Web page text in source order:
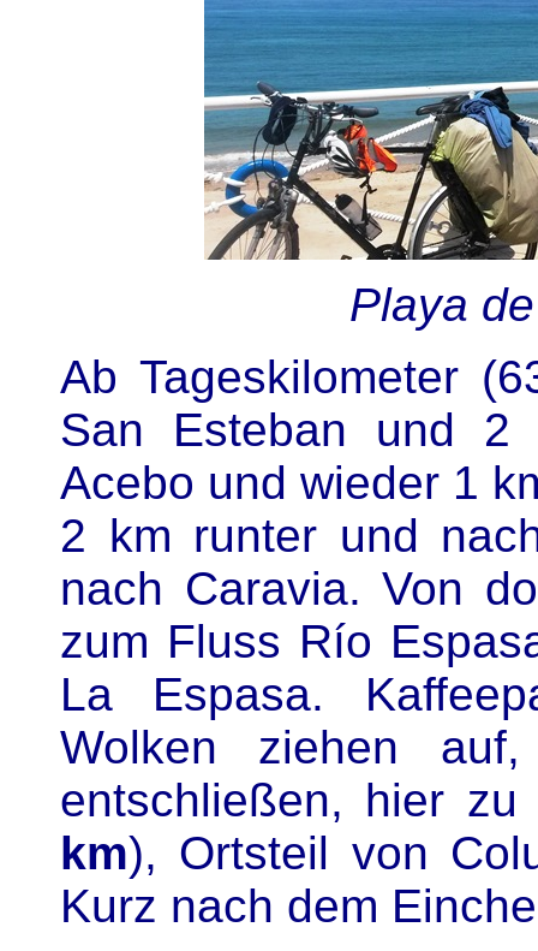
Playa
Ab Tageskilometer
San Esteban und
Acebo und wieder 1
2 km runter und
nach Caravia. Von
zum Fluss Río
La Espasa.
Wolken ziehen
entschließen, hier
km), Ortsteil von
Kurz nach dem